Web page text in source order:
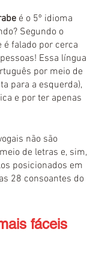
é o 5º idioma
Segundo o
é falado por cerca
Essa língua
por meio de
para a esquerda),
e por ter apenas
não são
de letras e, sim,
posicionados em
28 consoantes do
fáceis